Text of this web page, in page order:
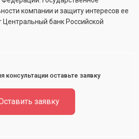
компании и защиту интересов ее
Центральный банк Российской
консультации оставьте заявку
заявку